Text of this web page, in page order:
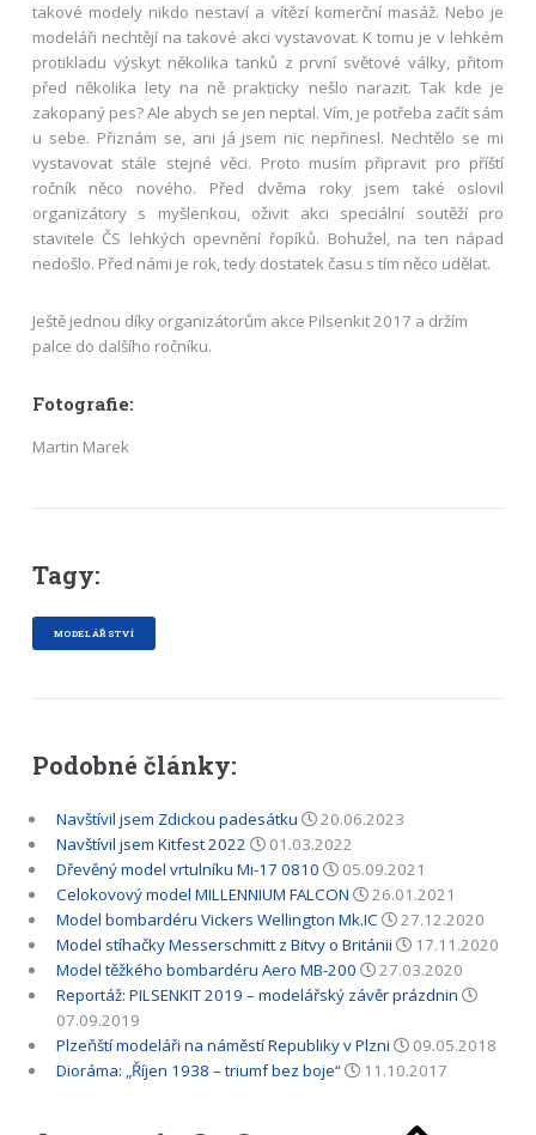
takové modely nikdo nestaví a vítězí komerční masáž. Nebo je
modeláři nechtějí na takové akci vystavovat. K tomu je v lehkém
protikladu výskyt několika tanků z první světové války, přitom
před několika lety na ně prakticky nešlo narazit. Tak kde je
zakopaný pes? Ale abych se jen neptal. Vím, je potřeba začít sám
u sebe. Přiznám se, ani já jsem nic nepřinesl. Nechtělo se mi
vystavovat stále stejné věci. Proto musím připravit pro příští
ročník něco nového. Před dvěma roky jsem také oslovil
organizátory s myšlenkou, oživit akci speciální soutěží pro
stavitele ČS lehkých opevnění řopíků. Bohužel, na ten nápad
nedošlo. Před námi je rok, tedy dostatek času s tím něco udělat.
Ještě jednou díky organizátorům akce Pilsenkit 2017 a držím
palce do dalšího ročníku.
Fotografie:
Martin Marek
Tagy:
MODELÁŘSTVÍ
Podobné články:
Navštívil jsem Zdickou padesátku
20.06.2023
Navštívil jsem Kitfest 2022
01.03.2022
Dřevěný model vrtulníku Mi-17 0810
05.09.2021
Celokovový model MILLENNIUM FALCON
26.01.2021
Model bombardéru Vickers Wellington Mk.IC
27.12.2020
Model stíhačky Messerschmitt z Bitvy o Británii
17.11.2020
Model těžkého bombardéru Aero MB-200
27.03.2020
Reportáž: PILSENKIT 2019 – modelářský závěr prázdnin
07.09.2019
Plzeňští modeláři na náměstí Republiky v Plzni
09.05.2018
Dioráma: „Říjen 1938 – triumf bez boje“
11.10.2017